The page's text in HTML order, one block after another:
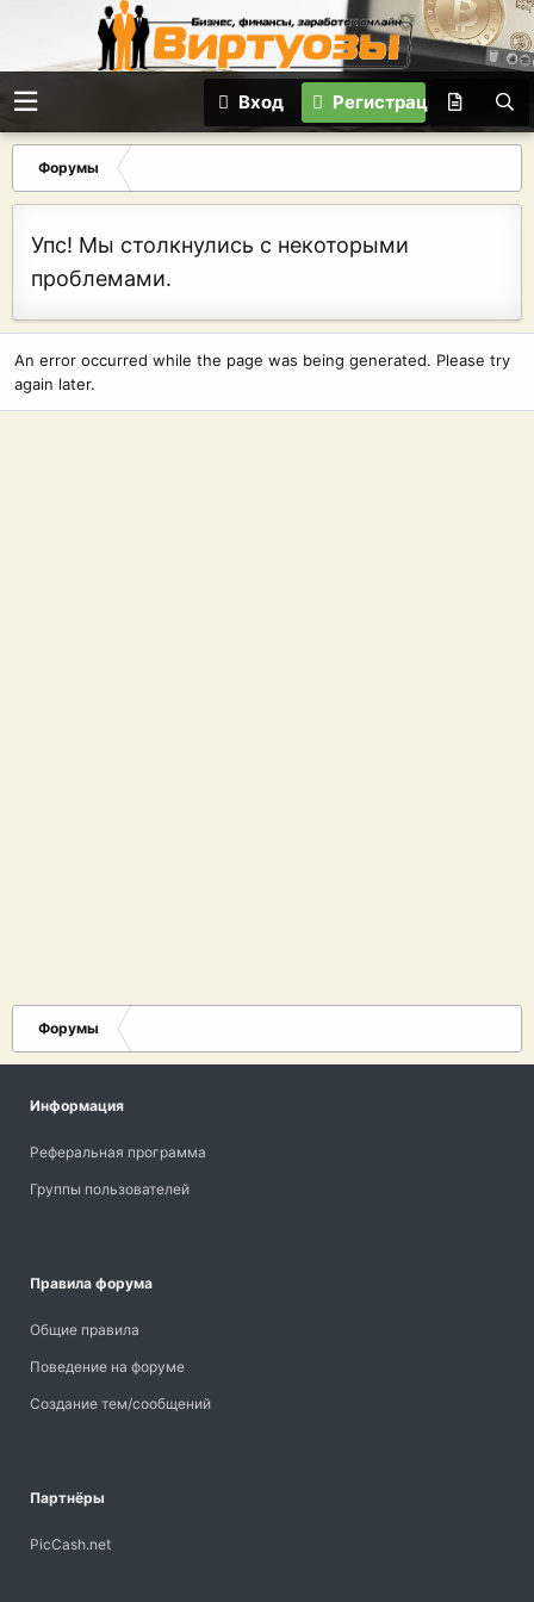
Вход Регистрация
Форумы
Упс! Мы столкнулись с некоторыми
проблемами.
An error occurred while the page was being generated. Please try
again later.
Форумы
Информация
Реферальная программа
Группы пользователей
Правила форума
Общие правила
Поведение на форуме
Создание тем/сообщений
Партнёры
PicCash.net